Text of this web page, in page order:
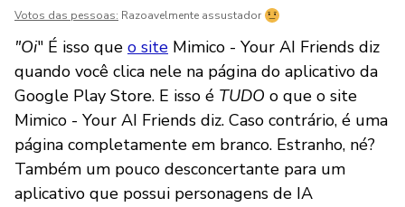
Votos das pessoas: Razoavelmente assustador
"Oi" É isso que o site Mimico - Your AI Friends diz
quando você clica nele na página do aplicativo da
Google Play Store. E isso é TUDO o que o site
Mimico - Your AI Friends diz. Caso contrário, é uma
página completamente em branco. Estranho, né?
Também um pouco desconcertante para um
aplicativo que possui personagens de IA